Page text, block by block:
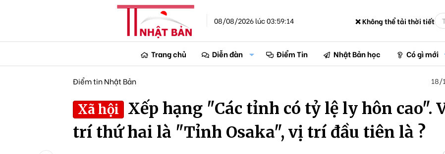
08/08/2026 lúc 03:59:14 ❌ Không thể tải thời tiết
Trang chủ Diễn đàn Điểm Tin Nhật Bản học Có gì mới
Điểm tin Nhật Bản 18/
Xã hội
Xếp hạng "Các tỉnh có tỷ lệ ly hôn cao".
trí thứ hai là "Tỉnh Osaka", vị trí đầu tiên là ?